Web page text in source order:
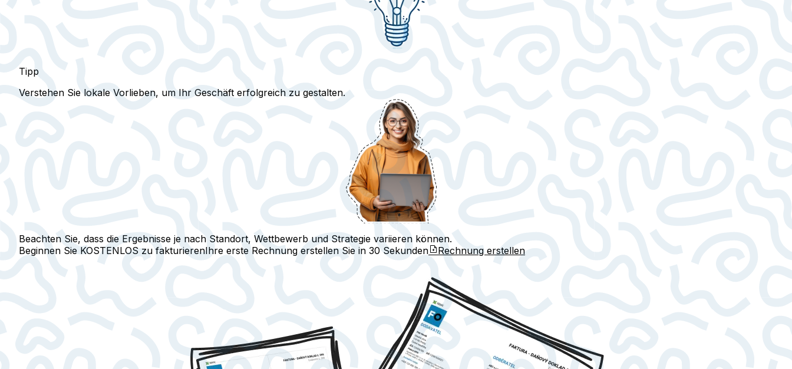
Tipp
Verstehen Sie lokale Vorlieben, um Ihr Geschäft erfolgreich zu gestalten.
Beachten Sie, dass die Ergebnisse je nach Standort, Wettbewerb und Strategie variieren können.
Beginnen Sie KOSTENLOS zu fakturierenIhre erste Rechnung erstellen Sie in 30 Sekunden Rechnung erstellen